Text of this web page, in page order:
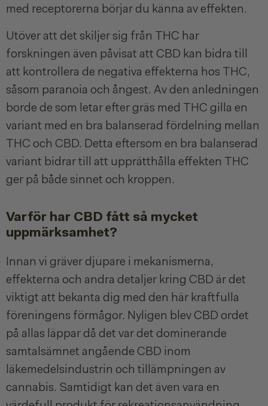
med receptorerna börjar du känna av effekten.
Utöver att det skiljer sig från THC har
forskningen även påvisat att CBD kan bidra till
att kontrollera de negativa effekterna hos THC,
såsom paranoia och ångest. Av den anledningen
borde de som letar efter gräs med THC gilla en
variant med en bra balanserad fördelning mellan
THC och CBD. Detta eftersom en bra balanserad
variant bidrar till att upprätthålla effekten THC
ger på både sinnet och kroppen.
Varför har CBD fått så mycket
uppmärksamhet?
Innan vi gräver djupare i mekanismerna,
effekterna och andra detaljer kring CBD är det
viktigt att bekanta dig med den här kraftfulla
föreningens förmågor. Nyligen blev CBD ordet
på allas läppar då det var det dominerande
samtalsämnet angående CBD inom
läkemedelsindustrin och tillämpningen av
cannabis. Samtidigt kan det även vara en